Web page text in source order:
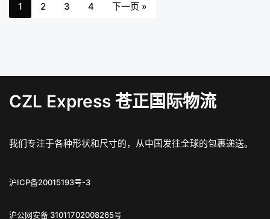
1 2 3 4 下一页 »
CZL Express 苍正国际物流
我们专注于各种形状和尺寸的，从中国发往全球的包裹递送。
沪ICP备20015193号-3
沪公网安备 31011702008265号